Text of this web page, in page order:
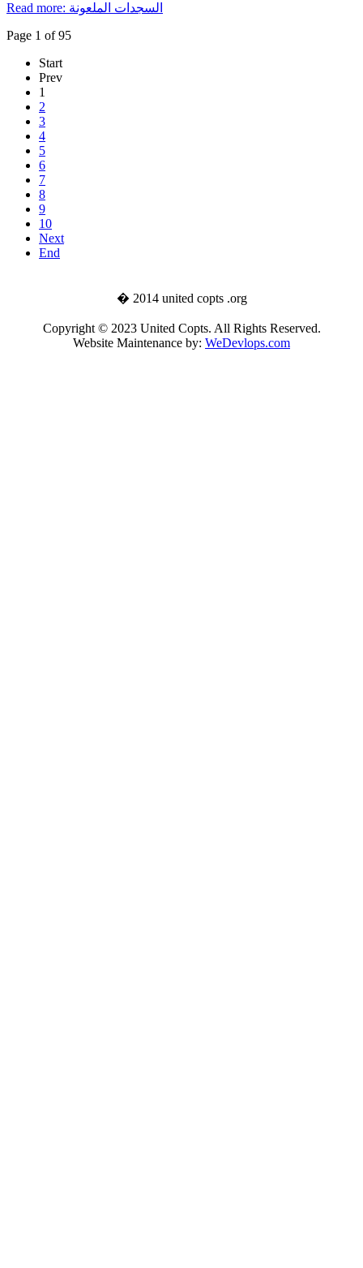
Read more: السجدات الملعونة
Page 1 of 95
Start
Prev
1
2
3
4
5
6
7
8
9
10
Next
End
� 2014 united copts .org
Copyright © 2023 United Copts. All Rights Reserved.
Website Maintenance by: WeDevlops.com